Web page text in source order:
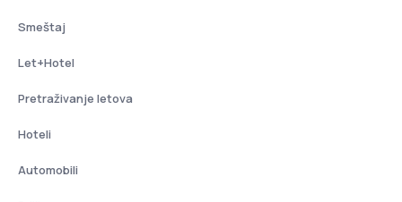
Smeštaj
Let+Hotel
Pretraživanje letova
Hoteli
Automobili